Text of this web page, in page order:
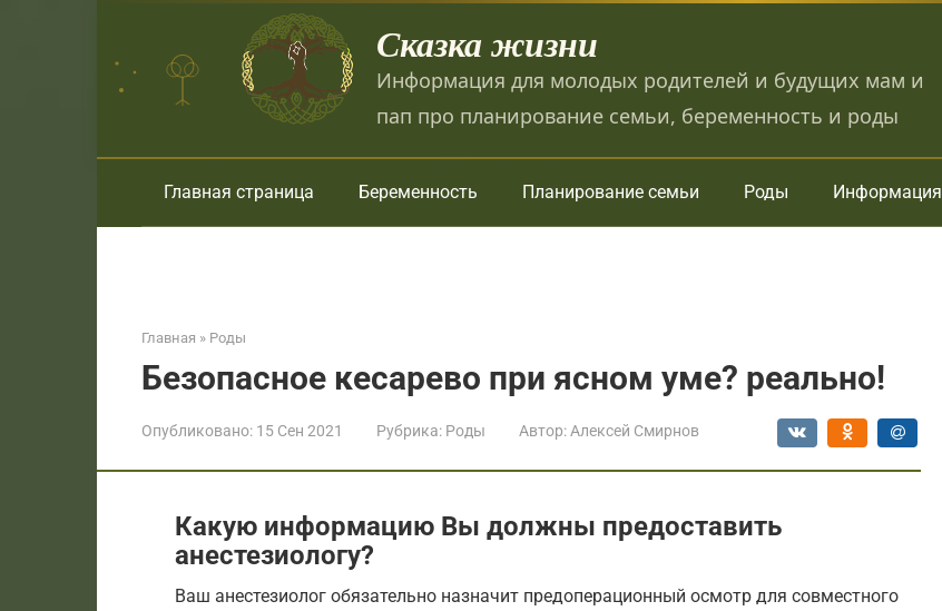
Сказка жизни
Информация для молодых родителей и будущих мам и
пап про планирование семьи, беременность и роды
Главная страница Беременность Планирование семьи Роды Информация
Главная » Роды
Безопасное кесарево при ясном уме? реально!
Опубликовано: 15 Сен 2021 Рубрика: Роды Автор: Алексей Смирнов
Какую информацию Вы должны предоставить
анестезиологу?
Ваш анестезиолог обязательно назначит предоперационный осмотр для совместного